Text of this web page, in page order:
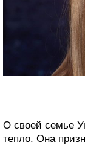
О своей семье
тепло. Она